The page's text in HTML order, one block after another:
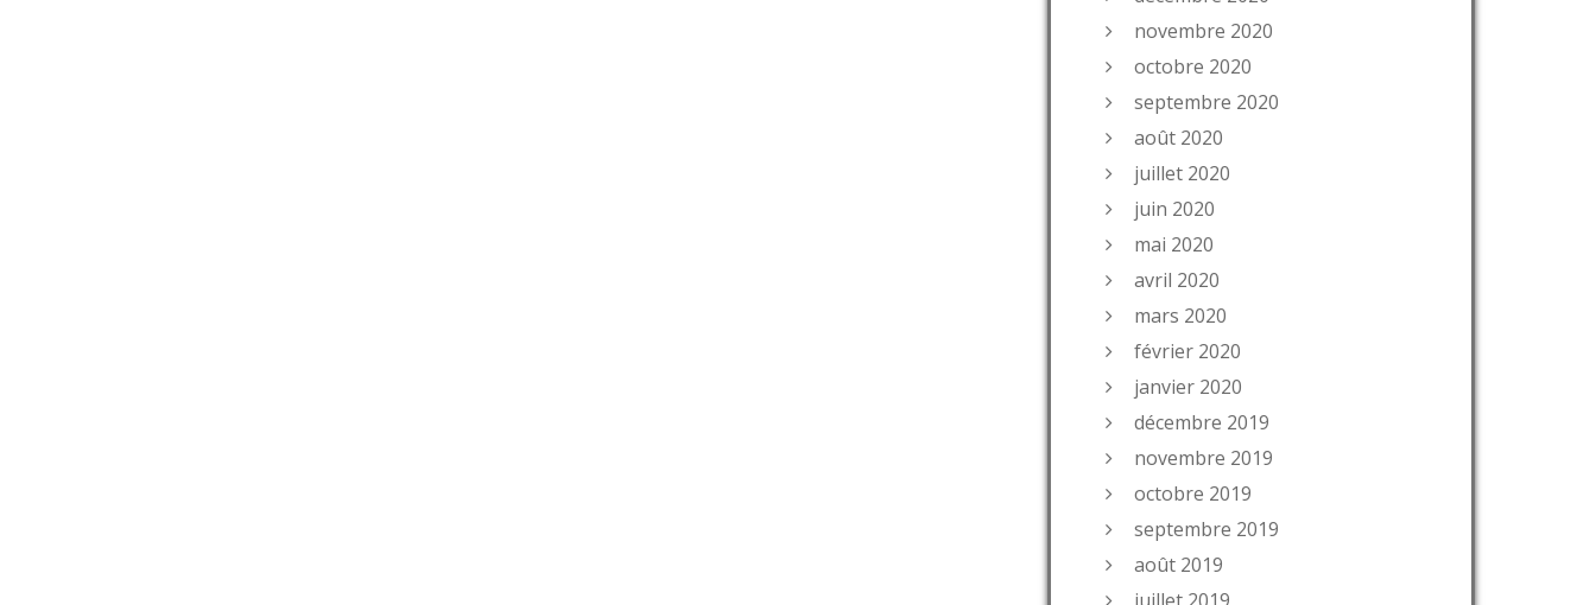
novembre 2020
octobre 2020
septembre 2020
août 2020
juillet 2020
juin 2020
mai 2020
avril 2020
mars 2020
février 2020
janvier 2020
décembre 2019
novembre 2019
octobre 2019
septembre 2019
août 2019